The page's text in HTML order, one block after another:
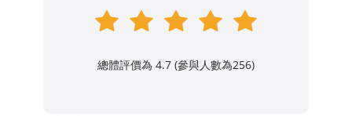
總體評價為 4.7 (參與人數為256)